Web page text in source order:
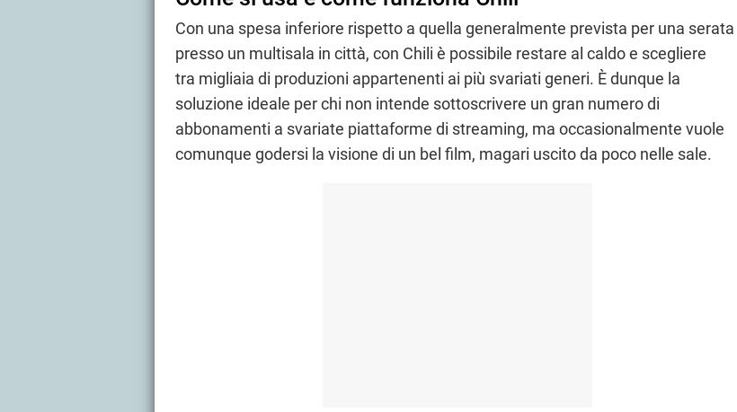
Con una spesa inferiore rispetto a quella generalmente prevista per una serata
presso un multisala in città, con Chili è possibile restare al caldo e scegliere
tra migliaia di produzioni appartenenti ai più svariati generi. È dunque la
soluzione ideale per chi non intende sottoscrivere un gran numero di
abbonamenti a svariate piattaforme di streaming, ma occasionalmente vuole
comunque godersi la visione di un bel film, magari uscito da poco nelle sale.